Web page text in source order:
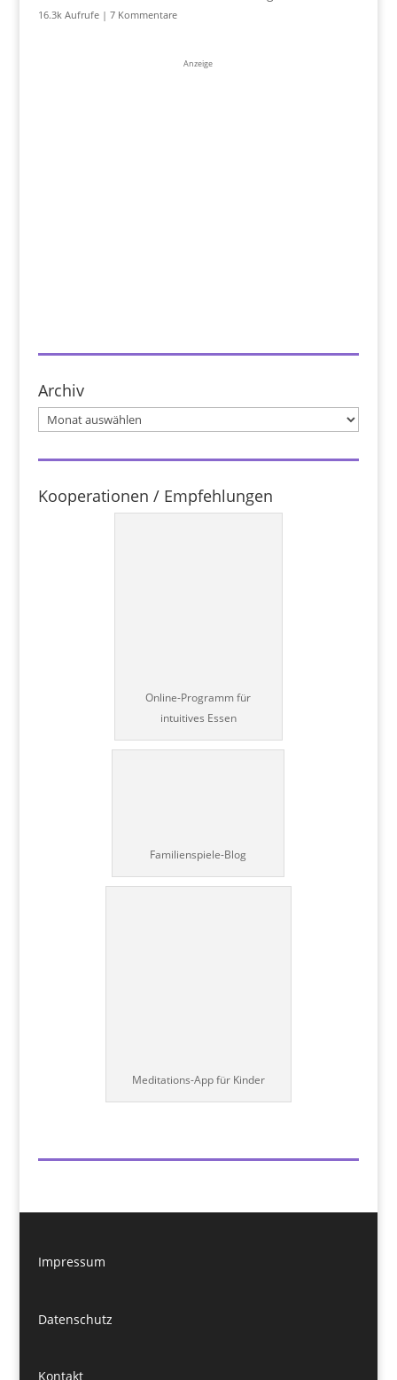
16.3k Aufrufe| 7 Kommentare
Anzeige
Archiv
Archiv
Kooperationen / Empfehlungen
Online-Programm für
intuitives Essen
Familienspiele-Blog
Meditations-App für Kinder
Impressum
Datenschutz
Kontakt